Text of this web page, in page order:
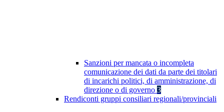
Sanzioni per mancata o incompleta
comunicazione dei dati da parte dei titolari
di incarichi politici, di amministrazione, di
direzione o di governo 3
Rendiconti gruppi consiliari regionali/provinciali